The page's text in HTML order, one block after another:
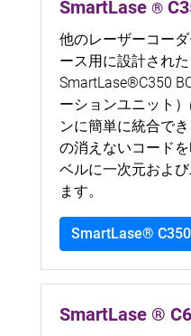
SmartLase ®
他のレーザーコー
ース用に設計され
SmartLase®C350
ーションユニット
ンに簡単に統合で
の消えないコード
ベルに一次元およ
ます。
SmartLase®
SmartLase ®